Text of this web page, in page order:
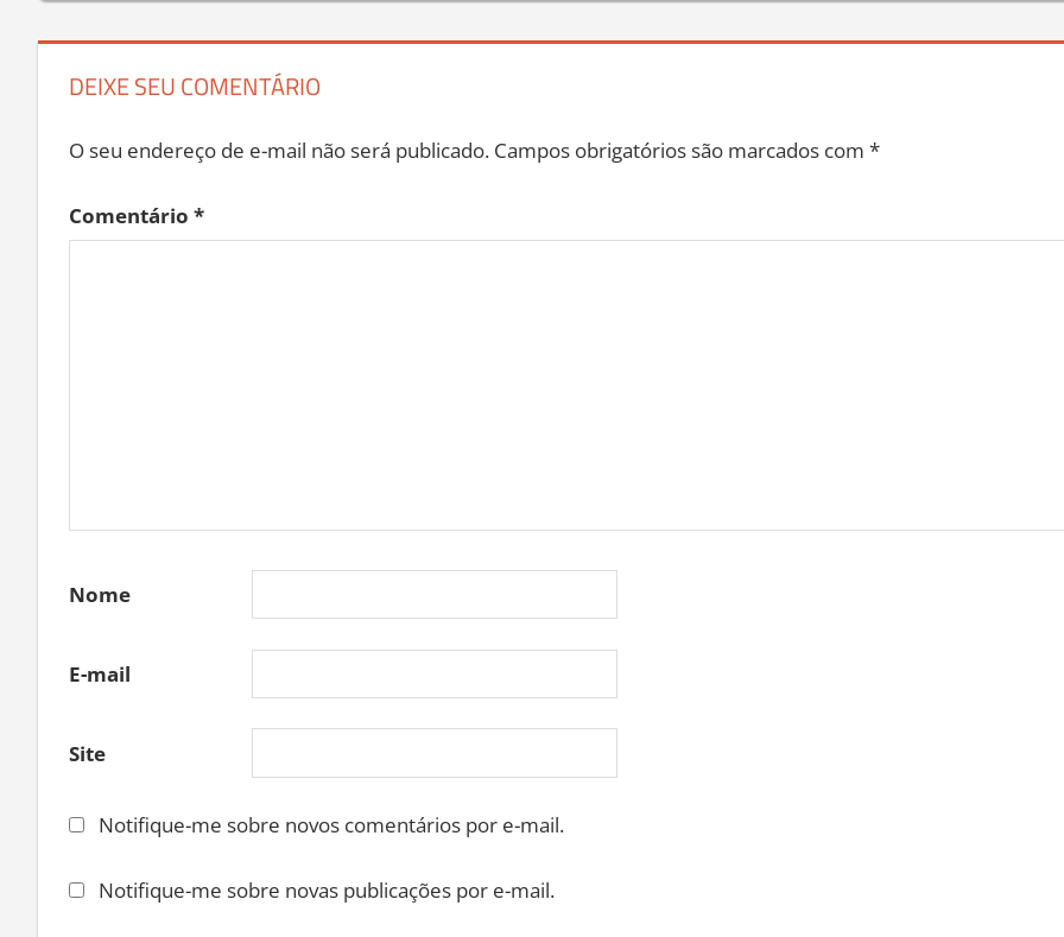
DEIXE SEU COMENTÁRIO
O seu endereço de e-mail não será publicado. Campos obrigatórios são marcados com *
Comentário *
Nome
E-mail
Site
Notifique-me sobre novos comentários por e-mail.
Notifique-me sobre novas publicações por e-mail.